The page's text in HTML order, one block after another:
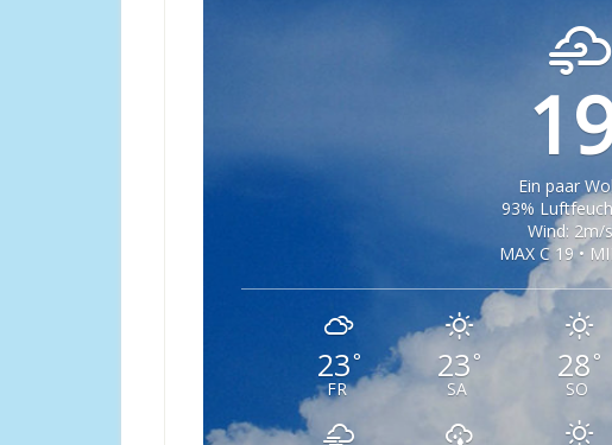
Ein paar
93%
Wind: 2m/
MAX C 19 •
23°
FR
23 °
SA
28 °
SO